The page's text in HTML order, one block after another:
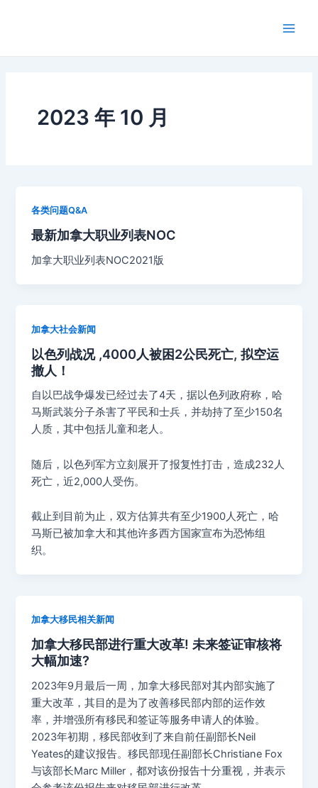
2023 年 10 月
各类问题Q&A
最新加拿大职业列表NOC
加拿大职业列表NOC2021版
加拿大社会新闻
以色列战况 ,4000人被困2公民死亡, 拟空运
撤人！
自以巴战争爆发已经过去了4天，据以色列政府称，哈
马斯武装分子杀害了平民和士兵，并劫持了至少150名
人质，其中包括儿童和老人。
随后，以色列军方立刻展开了报复性打击，造成232人
死亡，近2,000人受伤。
截止到目前为止，双方估算共有至少1900人死亡，哈
马斯已被加拿大和其他许多西方国家宣布为恐怖组
织。
加拿大移民相关新闻
加拿大移民部进行重大改革! 未来签证审核将
大幅加速?
2023年9月最后一周，加拿大移民部对其内部实施了
重大改革，其目的是为了改善移民部内部的运作效
率，并增强所有移民和签证等服务申请人的体验。
2023年初期，移民部收到了来自前任副部长Neil
Yeates的建议报告。移民部现任副部长Christiane Fox
与该部长Marc Miller，都对该份报告十分重视，并表示